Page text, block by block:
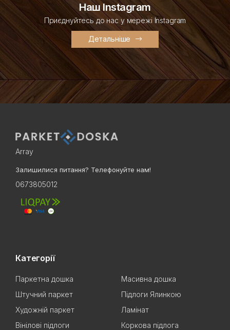
Наш Instagram
Приєднуйтесь до нас у мережі Instagram
Детальніше
Array
Залишилися питання? Телефонуйте нам!
0673805012
Категорії
Паркетна дошка
Масивна дошка
Штучний паркет
Підлоги Ялинкою
Художній паркет
Ламінат
Вінілові підлоги
Коркова підлога